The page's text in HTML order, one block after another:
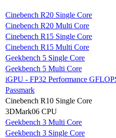
Cinebench R20 Single Core
Cinebench R20 Multi Core
Cinebench R15 Single Core
Cinebench R15 Multi Core
Geekbench 5 Single Core
Geekbench 5 Multi Core
iGPU - FP32 Performance
Passmark
Cinebench R10 Single Core
3DMark06 CPU
Geekbench 3 Multi Core
Geekbench 3 Single Core